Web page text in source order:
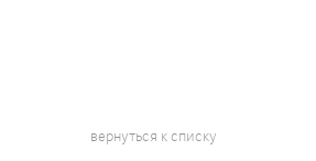
вернуться к списку